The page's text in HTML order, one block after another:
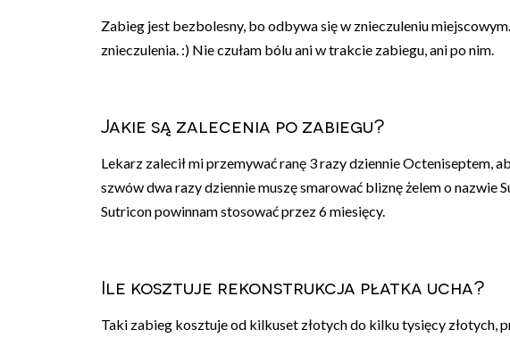
Zabieg jest bezbolesny, bo odbywa się w znieczuleniu
znieczulenia. :) Nie czułam bólu ani w trakcie zabiegu, ani po nim.
Jakie są zalecenia po zabiegu?
Lekarz zalecił mi przemywać ranę 3 razy dziennie Octeniseptem,
szwów dwa razy dziennie muszę smarować bliznę żelem o nazwie
Sutricon powinnam stosować przez 6 miesięcy.
Ile kosztuje rekonstrukcja płatka ucha?
Taki zabieg kosztuje od kilkuset złotych do kilku tysięcy złotych,